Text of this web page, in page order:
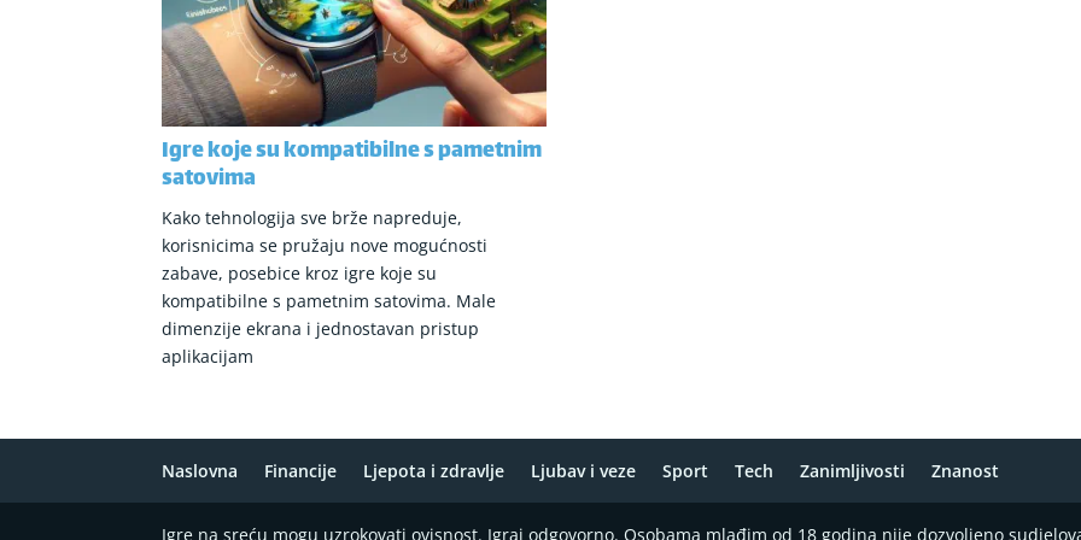
Igre koje su kompatibilne s pametnim
satovima
Kako tehnologija sve brže napreduje,
korisnicima se pružaju nove mogućnosti
zabave, posebice kroz igre koje su
kompatibilne s pametnim satovima. Male
dimenzije ekrana i jednostavan pristup
aplikacijam
Naslovna Financije Ljepota i zdravlje Ljubav i veze Sport Tech Zanimljivosti Znanost
Igre na sreću mogu uzrokovati ovisnost. Igraj odgovorno. Osobama mlađim od 18 godina nije dozvoljeno